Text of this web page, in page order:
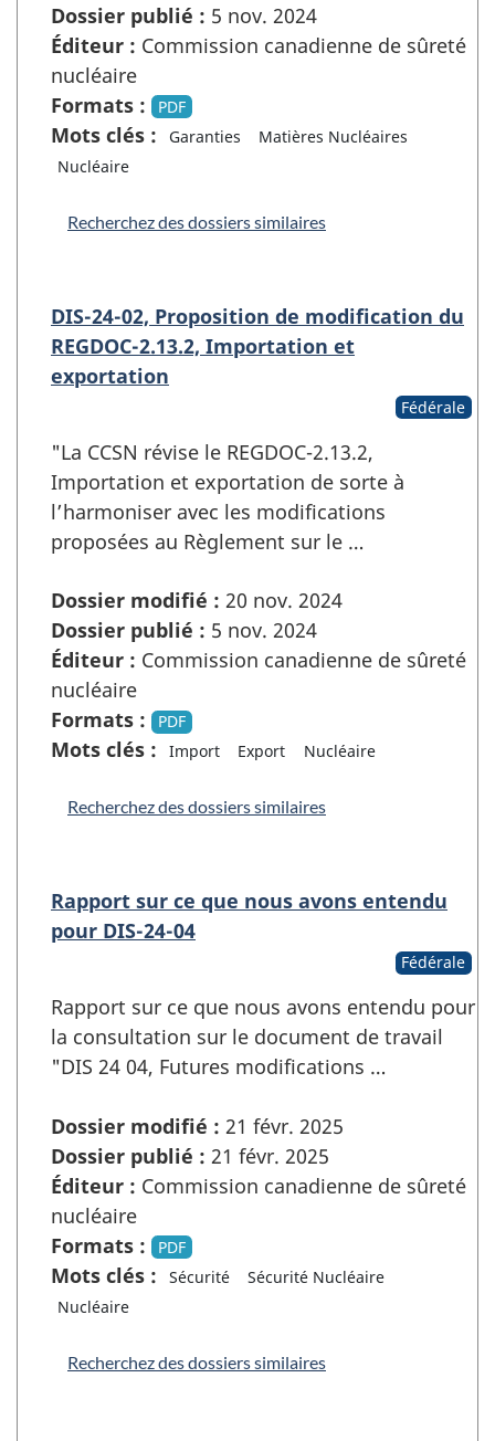
Dossier publié : 5 nov. 2024
Éditeur : Commission canadienne de sûreté
nucléaire
Formats :
PDF
Mots clés : Garanties
Matières Nucléaires
Nucléaire
Recherchez des dossiers similaires
DIS-24-02, Proposition de modification du
REGDOC-2.13.2, Importation et
exportation
Fédérale
"La CCSN révise le REGDOC-2.13.2,
Importation et exportation de sorte à
l’harmoniser avec les modifications
proposées au Règlement sur le …
Dossier modifié : 20 nov. 2024
Dossier publié : 5 nov. 2024
Éditeur : Commission canadienne de sûreté
nucléaire
Formats :
PDF
Mots clés : Import Export Nucléaire
Recherchez des dossiers similaires
Rapport sur ce que nous avons entendu
pour DIS-24-04
Fédérale
Rapport sur ce que nous avons entendu pour
la consultation sur le document de travail
"DIS 24 04, Futures modifications …
Dossier modifié : 21 févr. 2025
Dossier publié : 21 févr. 2025
Éditeur : Commission canadienne de sûreté
nucléaire
Formats :
PDF
Mots clés : Sécurité
Sécurité Nucléaire
Nucléaire
Recherchez des dossiers similaires